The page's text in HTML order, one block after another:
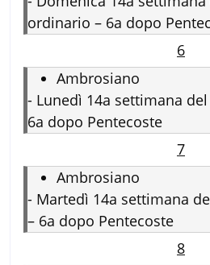
ordinario – 6a dopo
6
Ambrosiano
- Lunedì 14a settimana
6a dopo Pentecoste
7
Ambrosiano
- Martedì 14a settimana
– 6a dopo Pentecoste
8